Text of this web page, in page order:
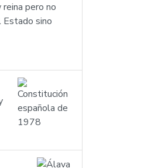
pero no
Estado sino